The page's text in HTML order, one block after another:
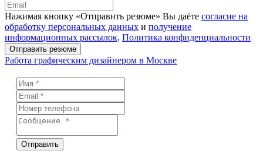
Нажимая кнопку «Отправить резюме» Вы даёте согласие на
обработку персональных данных и получение
информационных рассылок. Политика конфиденциальности
Отправить резюме
Работа графическим дизайнером в Москве
Отправить